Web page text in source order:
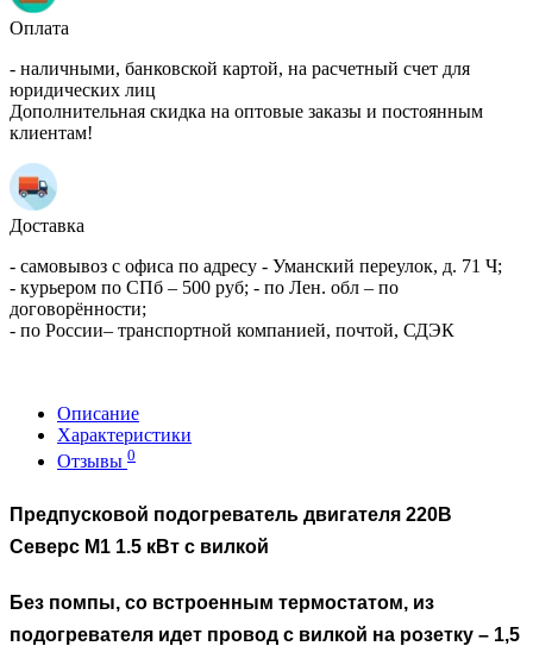
Оплата
- наличными, банковской картой, на расчетный счет для
юридических лиц
Дополнительная скидка на оптовые заказы и постоянным
клиентам!
Доставка
- самовывоз с офиса по адресу - Уманский переулок, д. 71 Ч;
- курьером по СПб – 500 руб; - по Лен. обл – по
договорённости;
- по России– транспортной компанией, почтой, СДЭК
Описание
Характеристики
Отзывы 0
Предпусковой подогреватель двигателя 220В
Северс М1 1.5 кВт с вилкой
Без помпы, со встроенным термостатом, из
подогревателя идет провод с вилкой на розетку – 1,5